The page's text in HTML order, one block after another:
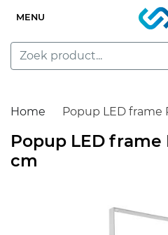
MENU
Home Popup LED frame
Popup LED frame
cm